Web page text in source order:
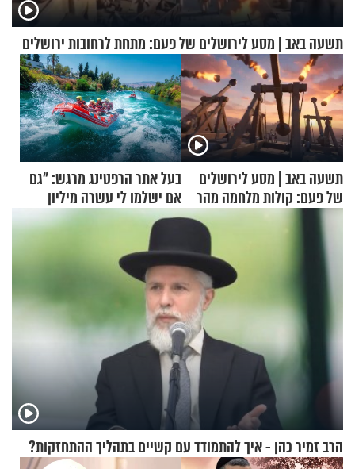
תשעה באב | מסע לירושלים של פעם: מתחת לרחובות ירושלים
תשעה באב | מסע לירושלים
של פעם: קולות מלחמה מהר
בעל אתר הרפטינג מרגש: "גם
אם ישלמו לי עשרה מיליון
שקלים - לא אפתח בשבת"
הרב זמיר כהן - איך להתמודד עם קשיים בתהליך ההתחזקות?